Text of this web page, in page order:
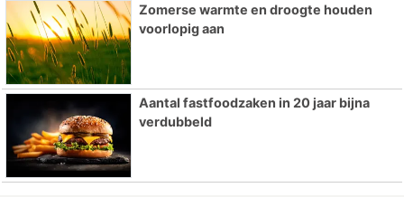
Zomerse warmte en droogte houden
voorlopig aan
Aantal fastfoodzaken in 20 jaar bijna
verdubbeld